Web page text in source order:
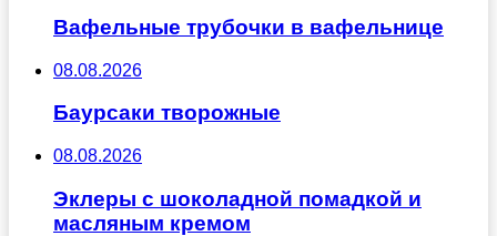
Вафельные трубочки в вафельнице
08.08.2026
Баурсаки творожные
08.08.2026
Эклеры с шоколадной помадкой и
масляным кремом